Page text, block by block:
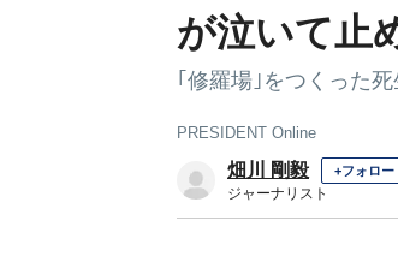
が泣いて止
｢修羅場｣をつくった
PRESIDENT Online
畑川 剛毅 +フォロー
ジャーナリスト